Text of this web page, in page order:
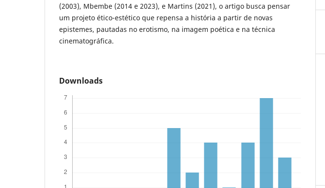
(2003), Mbembe (2014 e 2023), e Martins (2021), o artigo busca pensar
um projeto ético-estético que repensa a história a partir de novas
epistemes, pautadas no erotismo, na imagem poética e na técnica
cinematográfica.
Downloads